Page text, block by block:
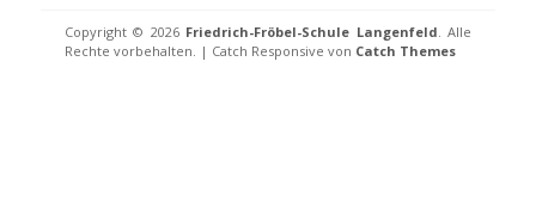
Copyright © 2026 Friedrich-Fröbel-Schule Langenfeld. Alle
Rechte vorbehalten. | Catch Responsive von Catch Themes